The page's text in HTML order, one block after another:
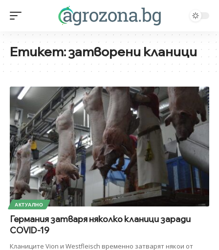
Етикет:затворени кланици
АКТУАЛНО
Германия затваря няколко кланици заради
COVID-19
Кланиците Vion и Westfleisch временно затварят някои от